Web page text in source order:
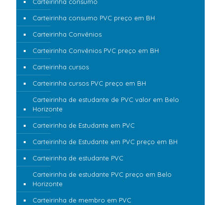
Carteirinha consumo PVC preço em BH
Carteirinha Convênios
Carteirinha Convênios PVC preço em BH
Carteirinha cursos
Carteirinha cursos PVC preço em BH
Carteirinha de estudante de PVC valor em Belo
Horizonte
Carteirinha de Estudante em PVC
Carteirinha de Estudante em PVC preço em BH
Carteirinha de estudante PVC
Carteirinha de estudante PVC preço em Belo
Horizonte
Carteirinha de membro em PVC